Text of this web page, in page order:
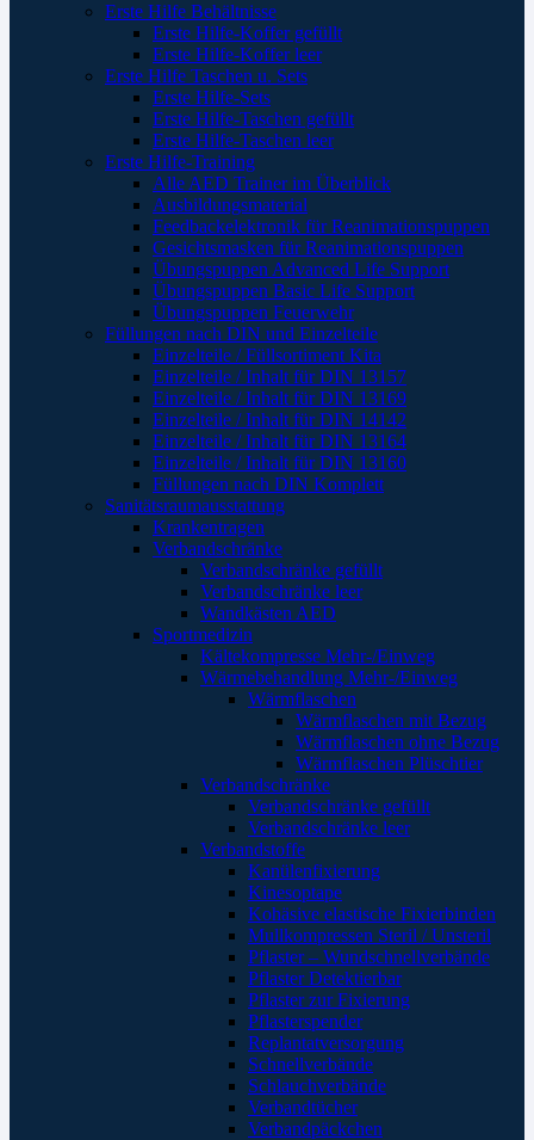
Erste Hilfe Behältnisse
Erste Hilfe-Koffer gefüllt
Erste Hilfe-Koffer leer
Erste Hilfe Taschen u. Sets
Erste Hilfe-Sets
Erste Hilfe-Taschen gefüllt
Erste Hilfe-Taschen leer
Erste Hilfe-Training
Alle AED Trainer im Überblick
Ausbildungsmaterial
Feedbackelektronik für Reanimationspuppen
Gesichtsmasken für Reanimationspuppen
Übungspuppen Advanced Life Support
Übungspuppen Basic Life Support
Übungspuppen Feuerwehr
Füllungen nach DIN und Einzelteile
Einzelteile / Füllsortiment Kita
Einzelteile / Inhalt für DIN 13157
Einzelteile / Inhalt für DIN 13169
Einzelteile / Inhalt für DIN 14142
Einzelteile / Inhalt für DIN 13164
Einzelteile / Inhalt für DIN 13160
Füllungen nach DIN Komplett
Sanitätsraumausstattung
Krankentragen
Verbandschränke
Verbandschränke gefüllt
Verbandschränke leer
Wandkästen AED
Sportmedizin
Kältekompresse Mehr-/Einweg
Wärmebehandlung Mehr-/Einweg
Wärmflaschen
Wärmflaschen mit Bezug
Wärmflaschen ohne Bezug
Wärmflaschen Plüschtier
Verbandschränke
Verbandschränke gefüllt
Verbandschränke leer
Verbandstoffe
Kanülenfixierung
Kinesoptape
Kohäsive elastische Fixierbinden
Mullkompressen Steril / Unsteril
Pflaster – Wundschnellverbände
Pflaster Detektierbar
Pflaster zur Fixierung
Pflasterspender
Replantatversorgung
Schnellverbände
Schlauchverbände
Verbandtücher
Verbandpäckchen